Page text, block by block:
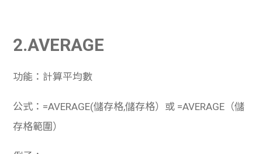
2.AVERAGE
功能：計算平均數
公式：=AVERAGE(儲存格,儲存格）或 =AVERAGE（儲
存格範圍）